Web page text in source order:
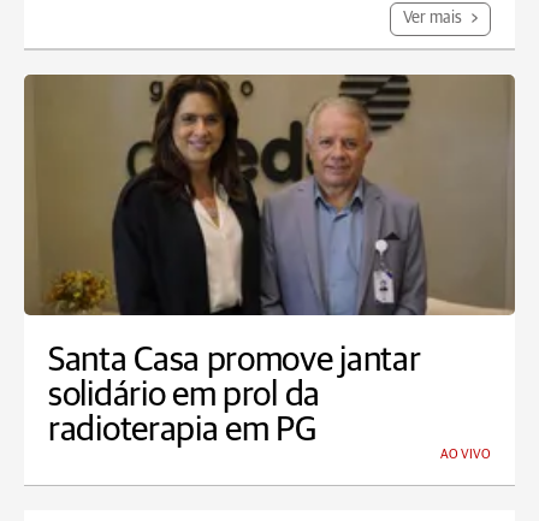
Ver mais
Santa Casa promove jantar
solidário em prol da
radioterapia em PG
AO VIVO